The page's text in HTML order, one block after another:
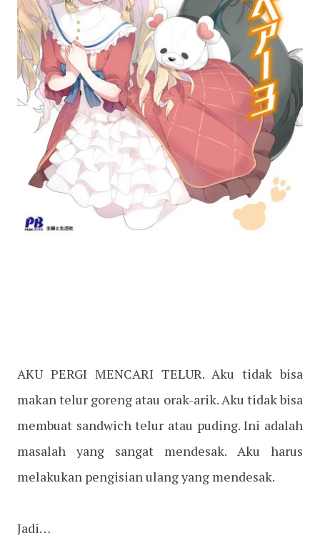
AKU PERGI MENCARI TELUR. Aku tidak bisa
makan telur goreng atau orak-arik. Aku tidak bisa
membuat sandwich telur atau puding. Ini adalah
masalah yang sangat mendesak. Aku harus
melakukan pengisian ulang yang mendesak.
Jadi…